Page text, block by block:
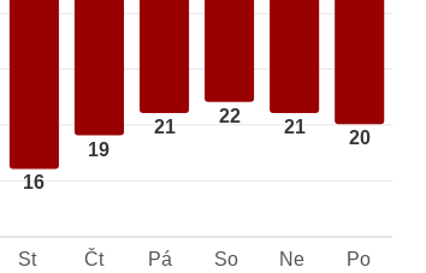
16
19
21
22
21
20
St Čt Pá So Ne Po